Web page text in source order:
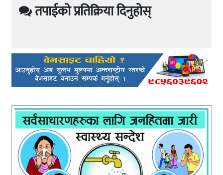
तपाईको प्रतिक्रिया दिनुहोस्